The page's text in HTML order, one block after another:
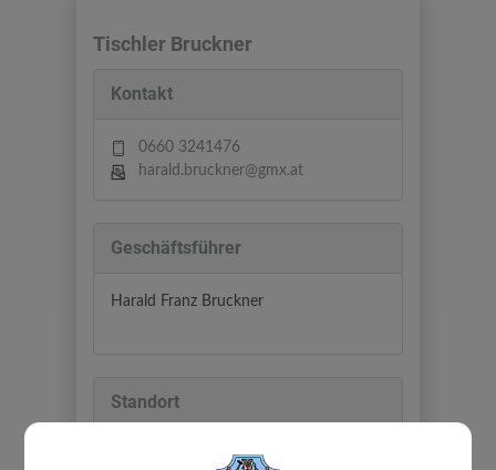
Tischler Bruckner
Kontakt
0660 3241476
harald.bruckner@gmx.at
Geschäftsführer
Harald Franz Bruckner
Standort
Wohnparkstraße 3/7